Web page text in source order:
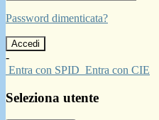
Password dimenticata?
-
Entra con SPID Entra con CIE
Seleziona utente